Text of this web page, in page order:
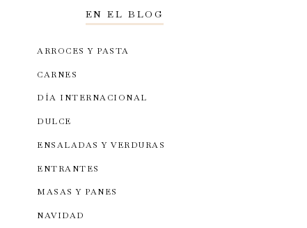
EN EL BLOG
ARROCES Y PASTA
CARNES
DÍA INTERNACIONAL
DULCE
ENSALADAS Y VERDURAS
ENTRANTES
MASAS Y PANES
NAVIDAD